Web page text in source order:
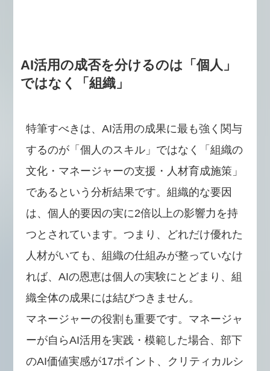
AI活用の成否を分けるのは「個人」
ではなく「組織」
特筆すべきは、AI活用の成果に最も強く関与
するのが「個人のスキル」ではなく「組織の
文化・マネージャーの支援・人材育成施策」
であるという分析結果です。組織的な要因
は、個人的要因の実に2倍以上の影響力を持
つとされています。つまり、どれだけ優れた
人材がいても、組織の仕組みが整っていなけ
れば、AIの恩恵は個人の実験にとどまり、組
織全体の成果には結びつきません。
マネージャーの役割も重要です。マネージャ
ーが自らAI活用を実践・模範した場合、部下
のAI価値実感が17ポイント、クリティカルシ